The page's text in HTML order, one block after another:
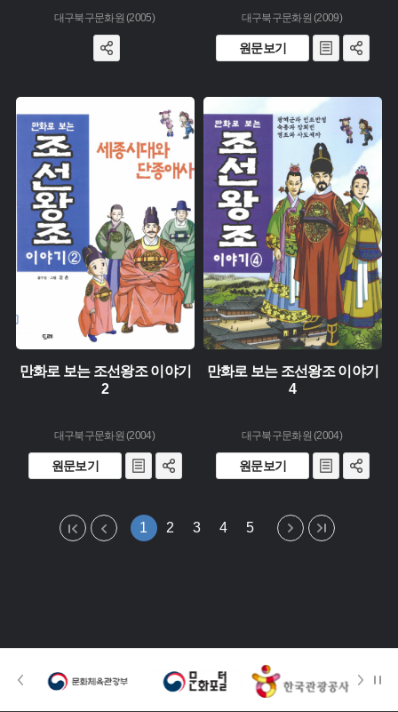
대구북구문화원 (2005) 대구북구문화원 (2009)
원문보기
유형 :
생산 :
소장 :
만화로 보는 조선왕조 이야기
2
대구북구문화원 (2004)
원문보기
유형 :
생산 :
소장 :
만화로 보는 조선왕조 이야기
4
대구북구문화원 (2004)
원문보기
1 2 3 4 5